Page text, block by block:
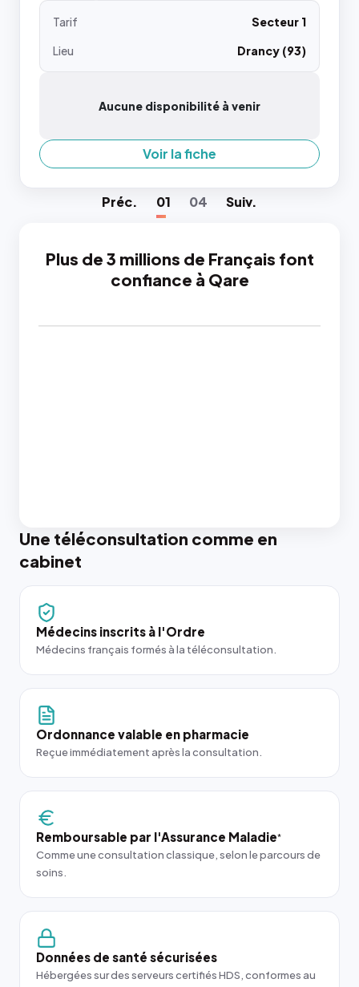
Tarif
Secteur 1
Lieu
Drancy (93)
Aucune disponibilité à venir
Voir la fiche
Préc. 01 04 Suiv.
Plus de 3 millions de Français font
confiance à Qare
Une téléconsultation comme en
cabinet
Médecins inscrits à l'Ordre
Médecins français formés à la téléconsultation.
Ordonnance valable en pharmacie
Reçue immédiatement après la consultation.
Remboursable par l'Assurance Maladie*
Comme une consultation classique, selon le parcours de
soins.
Données de santé sécurisées
Hébergées sur des serveurs certifiés HDS, conformes au